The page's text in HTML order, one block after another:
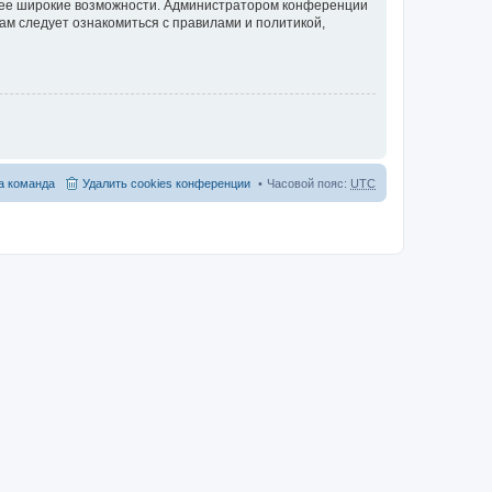
широкие возможности. Администратором конференции
следует ознакомиться с правилами и политикой,
Часовой пояс: UTC
Удалить cookies конференции
команда